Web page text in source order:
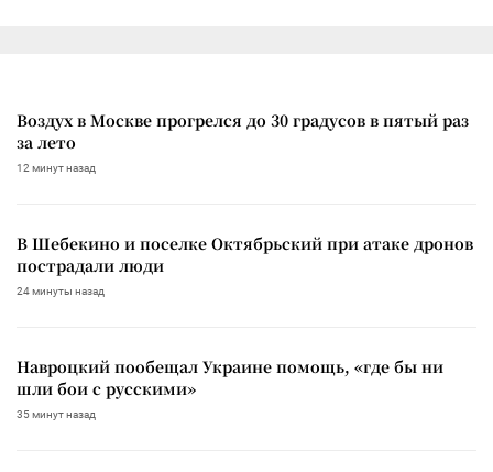
Воздух в Москве прогрелся до 30 градусов в пятый раз
за лето
12 минут назад
В Шебекино и поселке Октябрьский при атаке дронов
пострадали люди
24 минуты назад
Навроцкий пообещал Украине помощь, «где бы ни
шли бои с русскими»
35 минут назад